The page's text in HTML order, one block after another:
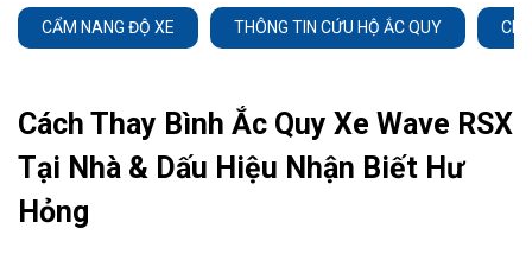
CẨM NANG ĐỘ XE THÔNG TIN CỨU HỘ ẮC QUY
Cách Thay Bình Ắc Quy Xe Wave RSX
Tại Nhà & Dấu Hiệu Nhận Biết Hư
Hỏng